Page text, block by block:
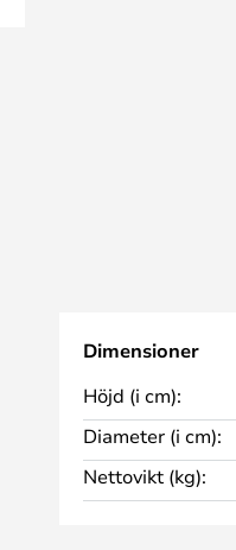
Dimensioner
Höjd (i cm):
Diameter (i cm):
Nettovikt (kg):